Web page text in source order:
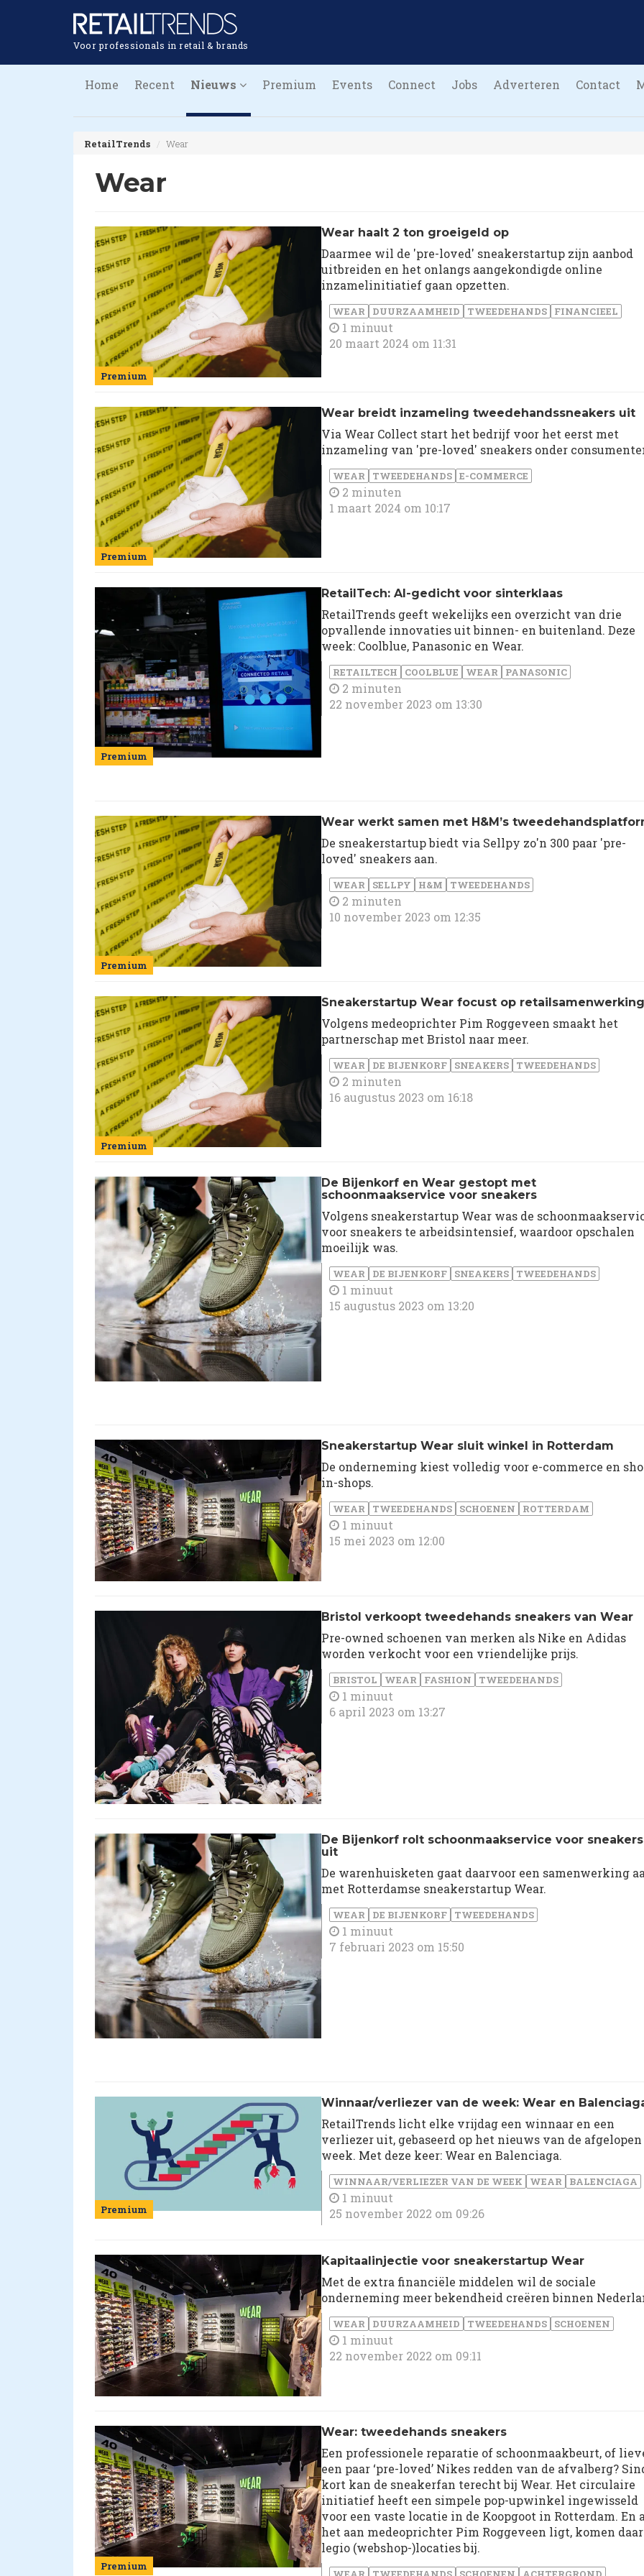
Voor professionals in retail & brands
Home Recent Nieuws Premium Events Connect Jobs Adverteren Contact
RetailTrends Wear
Wear
Premium
Wear haalt 2 ton groeigeld op
Daarmee wil de 'pre-loved' sneakerstartup zijn aanbod
uitbreiden en het onlangs aangekondigde online
inzamelinitiatief gaan opzetten.
WEAR DUURZAAMHEID TWEEDEHANDS FINANCIEEL
1 minuut
20 maart 2024 om 11:31
Premium
Wear breidt inzameling tweedehandssneakers uit
Via Wear Collect start het bedrijf voor het eerst met
inzameling van 'pre-loved' sneakers onder
WEAR TWEEDEHANDS E-COMMERCE
2 minuten
1 maart 2024 om 10:17
Premium
RetailTech: AI-gedicht voor sinterklaas
RetailTrends geeft wekelijks een overzicht van drie
opvallende innovaties uit binnen- en buitenland. Deze
week: Coolblue, Panasonic en Wear.
RETAILTECH COOLBLUE WEAR PANASONIC
2 minuten
22 november 2023 om 13:30
Premium
Wear werkt samen met H&M’s
De sneakerstartup biedt via Sellpy zo'n 300 paar 'pre-
loved' sneakers aan.
WEAR SELLPY H&M TWEEDEHANDS
2 minuten
10 november 2023 om 12:35
Premium
Sneakerstartup Wear focust op
Volgens medeoprichter Pim Roggeveen smaakt het
partnerschap met Bristol naar meer.
WEAR DE BIJENKORF SNEAKERS TWEEDEHANDS
2 minuten
16 augustus 2023 om 16:18
De Bijenkorf en Wear gestopt met
schoonmaakservice voor sneakers
Volgens sneakerstartup Wear was de
voor sneakers te arbeidsintensief, waardoor opschalen
moeilijk was.
WEAR DE BIJENKORF SNEAKERS TWEEDEHANDS
1 minuut
15 augustus 2023 om 13:20
Sneakerstartup Wear sluit winkel in Rotterdam
De onderneming kiest volledig voor e-commerce en
in-shops.
WEAR TWEEDEHANDS SCHOENEN ROTTERDAM
1 minuut
15 mei 2023 om 12:00
Bristol verkoopt tweedehands sneakers van Wear
Pre-owned schoenen van merken als Nike en Adidas
worden verkocht voor een vriendelijke prijs.
BRISTOL WEAR FASHION TWEEDEHANDS
1 minuut
6 april 2023 om 13:27
De Bijenkorf rolt schoonmaakservice voor sneakers
uit
De warenhuisketen gaat daarvoor een samenwerking
met Rotterdamse sneakerstartup Wear.
WEAR DE BIJENKORF TWEEDEHANDS
1 minuut
7 februari 2023 om 15:50
Premium
Winnaar/verliezer van de week: Wear en
RetailTrends licht elke vrijdag een winnaar en een
verliezer uit, gebaseerd op het nieuws van de afgelopen
week. Met deze keer: Wear en Balenciaga.
WINNAAR/VERLIEZER VAN DE WEEK WEAR BALENCIAGA
1 minuut
25 november 2022 om 09:26
Kapitaalinjectie voor sneakerstartup Wear
Met de extra financiële middelen wil de sociale
onderneming meer bekendheid creëren binnen
WEAR DUURZAAMHEID TWEEDEHANDS SCHOENEN
1 minuut
22 november 2022 om 09:11
Premium
Wear: tweedehands sneakers
Een professionele reparatie of schoonmaakbeurt, of
een paar ‘pre-loved’ Nikes redden van de afvalberg?
kort kan de sneakerfan terecht bij Wear. Het circulaire
initiatief heeft een simpele pop-upwinkel ingewisseld
voor een vaste locatie in de Koopgoot in Rotterdam. En
het aan medeoprichter Pim Roggeveen ligt, komen daar
legio (webshop-)locaties bij.